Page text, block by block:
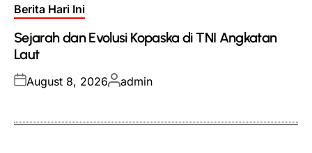
Posted
Berita Hari Ini
Sejarah dan Evolusi Kopaska di TNI Angkatan
Laut
Posted
August 8, 2026Posted
admin